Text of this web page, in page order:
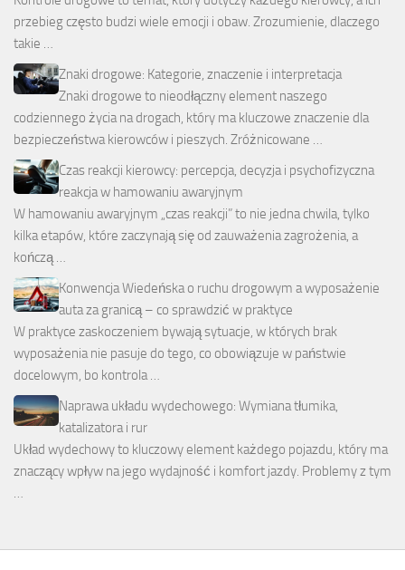
przebieg często budzi wiele emocji i obaw. Zrozumienie, dlaczego
takie …
Znaki drogowe: Kategorie, znaczenie i interpretacja
Znaki drogowe to nieodłączny element naszego
codziennego życia na drogach, który ma kluczowe znaczenie dla
bezpieczeństwa kierowców i pieszych. Zróżnicowane …
Czas reakcji kierowcy: percepcja, decyzja i psychofizyczna
reakcja w hamowaniu awaryjnym
W hamowaniu awaryjnym „czas reakcji” to nie jedna chwila, tylko
kilka etapów, które zaczynają się od zauważenia zagrożenia, a
kończą …
Konwencja Wiedeńska o ruchu drogowym a wyposażenie
auta za granicą – co sprawdzić w praktyce
W praktyce zaskoczeniem bywają sytuacje, w których brak
wyposażenia nie pasuje do tego, co obowiązuje w państwie
docelowym, bo kontrola …
Naprawa układu wydechowego: Wymiana tłumika,
katalizatora i rur
Układ wydechowy to kluczowy element każdego pojazdu, który ma
znaczący wpływ na jego wydajność i komfort jazdy. Problemy z tym
…